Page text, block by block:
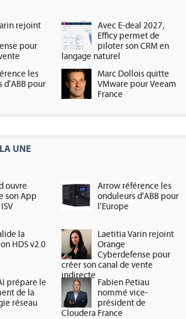
rejoint
pour
Avec E-deal 2027,
Efficy permet de
piloter son CRM en
langage naturel
les
d'ABB pour
Marc Dollois quitte
VMware pour Veeam
France
UNE
ouvre
son App
Arrow référence les
onduleurs d'ABB pour
l'Europe
la
HDS v2.0
Laetitia Varin rejoint
Orange
Cyberdefense pour
créer son canal de vente
indirecte
prépare le
de la
réseau
Fabien Petiau
nommé vice-
président de
Cloudera France